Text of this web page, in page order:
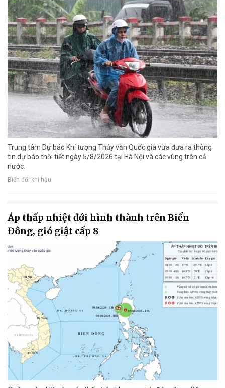
Trung tâm Dự báo Khí tượng Thủy văn Quốc gia vừa đưa ra thông
tin dự báo thời tiết ngày 5/8/2026 tại Hà Nội và các vùng trên cả
nước.
Biến đổi khí hậu
Áp thấp nhiệt đới hình thành trên Biển
Đông, gió giật cấp 8